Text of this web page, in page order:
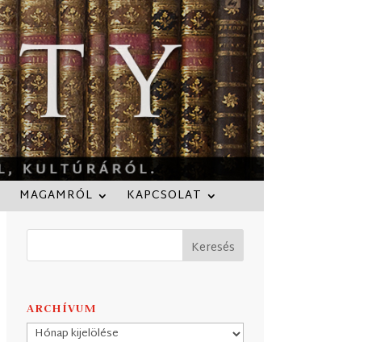
MAGAMRÓL KAPCSOLAT
ARCHÍVUM
Archívum